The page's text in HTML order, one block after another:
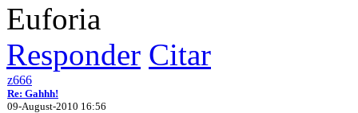
Euforia
Responder Citar
z666
Re: Gahhh!
09-August-2010 16:56